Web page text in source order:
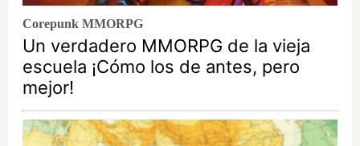
Corepunk MMORPG
Un verdadero MMORPG de la vieja
escuela ¡Cómo los de antes, pero
mejor!